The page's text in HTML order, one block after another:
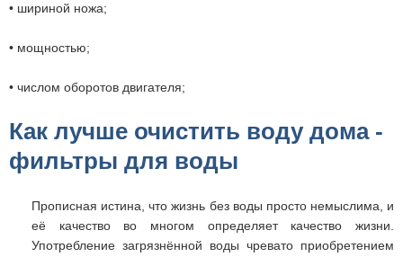
• шириной ножа;
• мощностью;
• числом оборотов двигателя;
Как лучше очистить воду дома -
фильтры для воды
Прописная истина, что жизнь без воды просто немыслима, и
её качество во многом определяет качество жизни.
Употребление загрязнённой воды чревато приобретением